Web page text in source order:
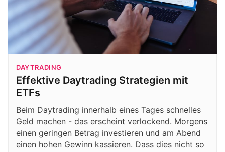
DAYTRADING
Effektive Daytrading Strategien mit
ETFs
Beim Daytrading innerhalb eines Tages schnelles
Geld machen - das erscheint verlockend. Morgens
einen geringen Betrag investieren und am Abend
einen hohen Gewinn kassieren. Dass dies nicht so